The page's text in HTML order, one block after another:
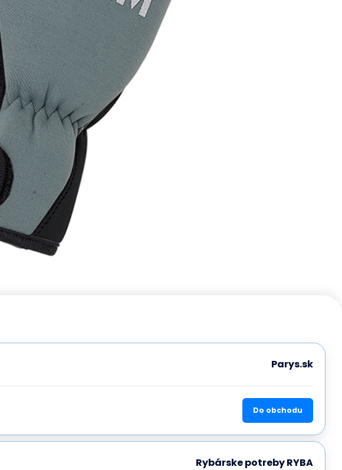
Parys.sk
Do obchodu
Rybárske potreby RYBA